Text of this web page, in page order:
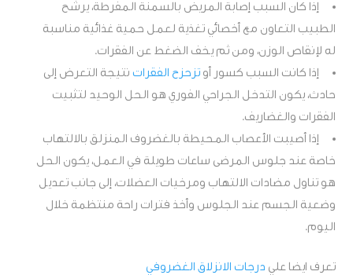
إذا كان السبب إصابة المريض بالسمنة المفرطة، يرشح
الطبيب التعاون مع أخصائي تغذية لعمل حمية غذائية مناسبة
له لإنقاص الوزن، ومن ثم يخف الضغط عن الفقرات.
إذا كانت السبب كسور أو تزحزح الفقرات نتيجة التعرض إلى
حادث، يكون التدخل الجراحي الفوري هو الحل الوحيد لتثبيت
الفقرات والغضاريف.
إذا أصيبت الأعصاب المحيطة بالغضروف المنزلق بالالتهاب
خاصة عند جلوس المرضى ساعات طويلة في العمل، يكون الحل
هو تناول مضادات الالتهاب ومرخيات العضلات، إلى جانب تعديل
وضعية الجسم عند الجلوس وأخذ فترات راحة منتظمة خلال
اليوم.
تعرف ايضا علي درجات الانزلاق الغضروفي